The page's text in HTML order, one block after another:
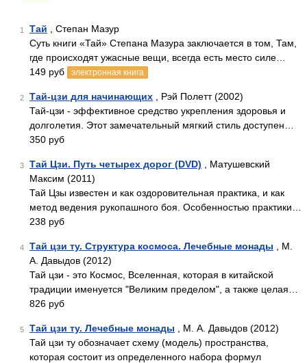
1 Тай , Степан Мазур
Суть книги «Тай» Степана Мазура заключается в том, Там,
где происходят ужасные вещи, всегда есть место силе…
149 руб
электронная книга
2 Тай-цзи для начинающих , Рэй Полетт (2002)
Тай-цзи - эффективное средство укрепления здоровья и
долголетия. Этот замечательный мягкий стиль доступен…
350 руб
3 Тай Цзи. Путь четырех дорог (DVD) , Матушевский
Максим (2011)
Тай Цзы известен и как оздоровительная практика, и как
метод ведения рукопашного боя. Особенностью практики…
238 руб
4 Тай цзи ту. Структура космоса. Лечебные монады , М.
А. Давыдов (2012)
Тай цзи - это Космос, Вселенная, которая в китайской
традиции именуется "Великим пределом", а также целая…
826 руб
5 Тай цзи ту. Лечебные монады , М. А. Давыдов (2012)
Тай цзи ту обозначает схему (модель) пространства,
которая состоит из определенного набора формул